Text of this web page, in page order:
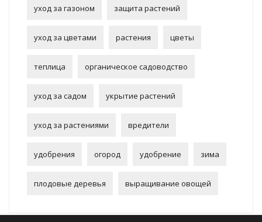
уход за газоном защита растений
уход за цветами растения цветы
теплица органическое садоводство
уход за садом укрытие растений
уход за растениями вредители
удобрения огород удобрение зима
плодовые деревья выращивание овощей